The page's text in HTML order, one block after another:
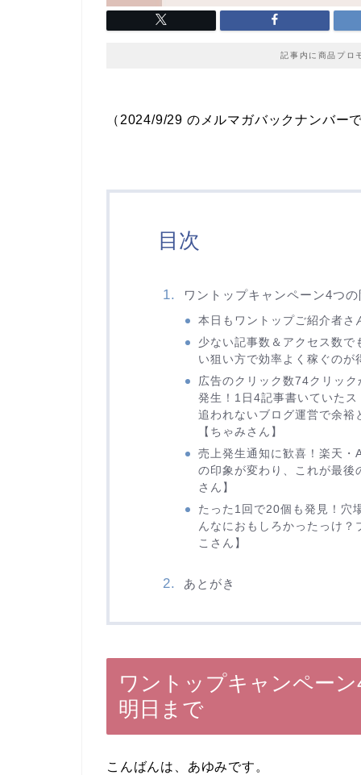
記事内に商品プロ
（2024/9/29 のメルマガバックナンバー
目次
ワントップキャンペーン4つ
本日もワントップご紹介者さ
少ない記事数＆アクセス数
い狙い方で効率よく稼ぐのが
広告のクリック数74クリッ
発生！1日4記事書いていた
追われないブログ運営で余
【ちゃみさん】
売上発生通知に歓喜！楽天
の印象が変わり、これが最
さん】
たった1回で20個も発見！穴
んなにおもしろかったっけ
こさん】
あとがき
ワントップキャンペー
明日まで
こんばんは、あゆみです。